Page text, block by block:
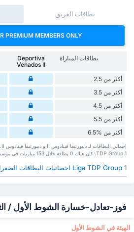
بطاقات الفريق
PREMIUM MEMBERS ONLY
بطاقات المباراة
Deportiva
Venados II
أكثر من 2.5
أكثر من 3.5
أكثر من 4.5
أكثر من 5.5
أكثر من %6.5
TDP Group 1. كان هناك 0 بطاقة ‏خلال 153 مباريات في موسم 2023/2024.
Liga TDP Group 1 احصائيات البطاقات الصفراء / الحمراء
فوز-تعادل-خسارة الشوط الأول /
‏الهيئة في الشوط الأول